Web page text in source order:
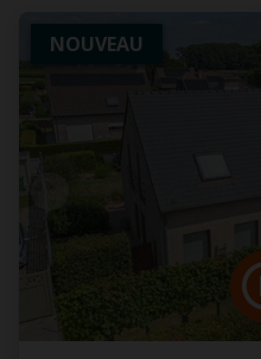
NOUVEAU